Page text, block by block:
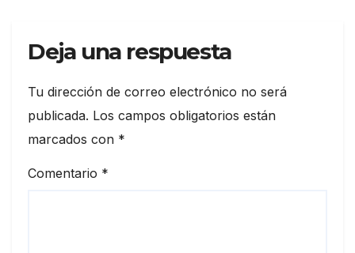
Deja una respuesta
Tu dirección de correo electrónico no será
publicada. Los campos obligatorios están
marcados con *
Comentario *